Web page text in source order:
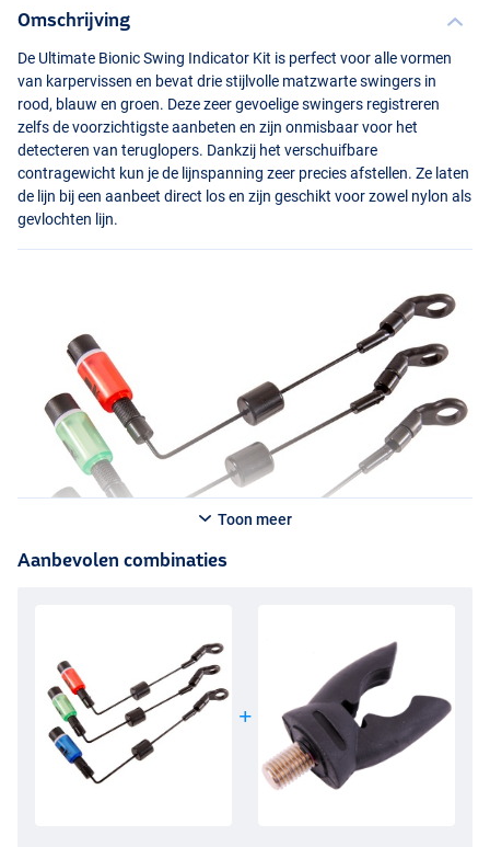
Omschrijving
De Ultimate Bionic Swing Indicator Kit is perfect voor alle vormen
van karpervissen en bevat drie stijlvolle matzwarte swingers in
rood, blauw en groen. Deze zeer gevoelige swingers registreren
zelfs de voorzichtigste aanbeten en zijn onmisbaar voor het
detecteren van teruglopers. Dankzij het verschuifbare
contragewicht kun je de lijnspanning zeer precies afstellen. Ze laten
de lijn bij een aanbeet direct los en zijn geschikt voor zowel nylon als
gevlochten lijn.
Toon meer
Aanbevolen combinaties